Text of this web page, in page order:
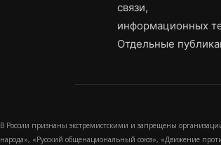
связи,
информационных
Отдельные
В России признаны экстремистскими и запрещены
народа», «Русский общенациональный союз», «Движение